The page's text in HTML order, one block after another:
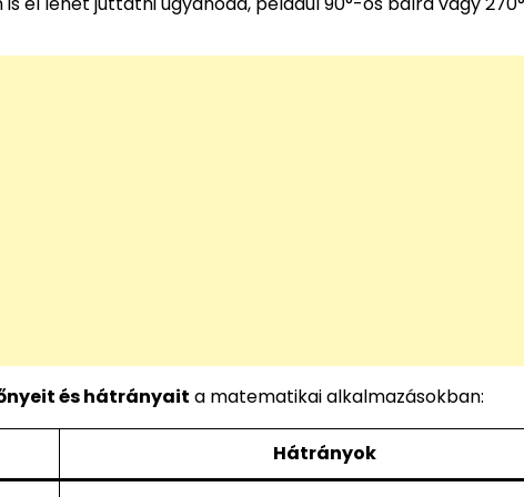
és hátrányait a matematikai alkalmazásokban:
Hátrányok